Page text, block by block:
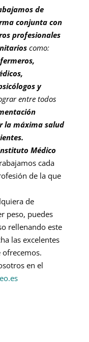
de
conjunta con
profesionales
como:
y
entre todos
la máxima salud
Médico
cada
de la que
de
peso, puedes
rellenando este
las excelentes
en el